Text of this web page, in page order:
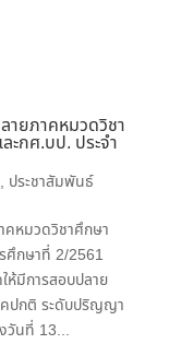
ยภาคหมวดวิชา
กศ.บป. ประจำ
, ประชาสัมพันธ์
หมวดวิชาศึกษา
ศึกษาที่ 2/2561
ห้มีการสอบปลาย
คปกติ ระดับปริญญา
วันที่ 13...